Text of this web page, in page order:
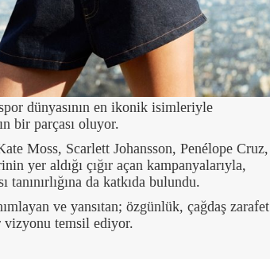
dünyasının en ikonik isimleriyle
bir parçası oluyor.
Moss, Scarlett Johansson, Penélope Cruz,
yer aldığı çığır açan kampanyalarıyla,
da katkıda bulundu.
ve yansıtan; özgünlük, çağdaş zarafet
vizyonu temsil ediyor.